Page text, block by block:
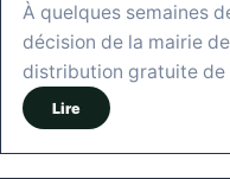
À quelques semaines
décision de la mairie
distribution gratuite
Lire